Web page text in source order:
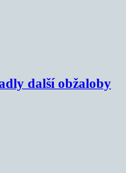
další obžaloby